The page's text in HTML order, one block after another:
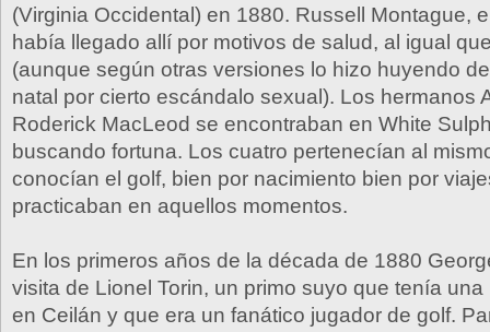
(Virginia Occidental) en 1880. Russell Montague,
había llegado allí por motivos de salud, al igual
(aunque según otras versiones lo hizo huyendo
natal por cierto escándalo sexual). Los hermanos
Roderick MacLeod se encontraban en White
buscando fortuna. Los cuatro pertenecían al
conocían el golf, bien por nacimiento bien por
practicaban en aquellos momentos.
En los primeros años de la década de 1880
visita de Lionel Torin, un primo suyo que tenía
en Ceilán y que era un fanático jugador de golf.